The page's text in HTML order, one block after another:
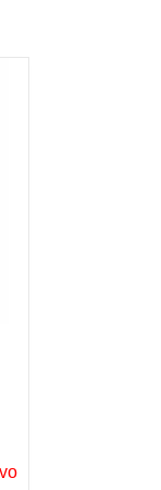
70,00 €.
è: 35,00 €.